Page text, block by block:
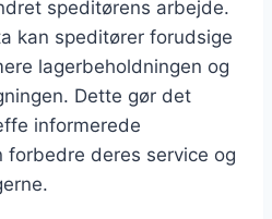
speditørens arbejde.
kan speditører forudsige
lagerbeholdningen og
Dette gør det
informerede
forbedre deres service og